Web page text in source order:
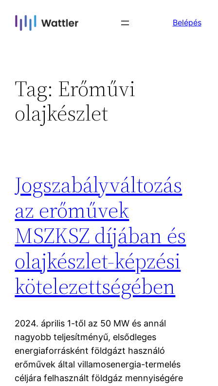
Belépés
Tag: Erőművi
olajkészlet
Jogszabályváltozás
az erőművek
MSZKSZ díjában és
olajkészlet-képzési
kötelezettségében
2024. április 1-től az 50 MW és annál
nagyobb teljesítményű, elsődleges
energiaforrásként földgázt használó
erőművek által villamosenergia-termelés
céljára felhasznált földgáz mennyiségére